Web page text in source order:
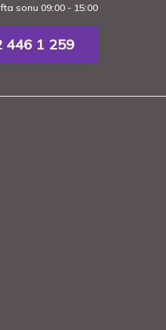
sonu 09:00 - 15:00
446 1 259